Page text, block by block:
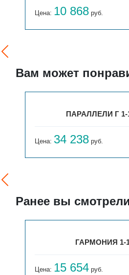
Цена: 10 868 руб.
Вам может
ПАРАЛЛЕЛИ Г 1-
Цена: 34 238 руб.
Ранее вы смотрели
ГАРМОНИЯ 1-
Цена: 15 654 руб.